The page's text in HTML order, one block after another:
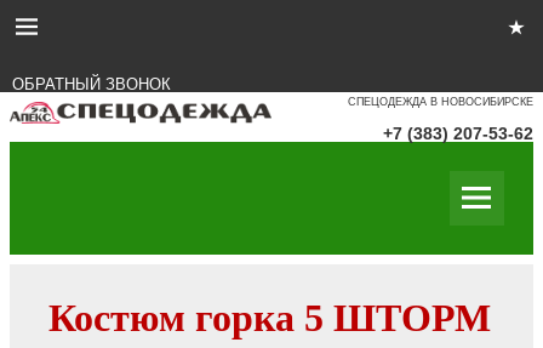
ОБРАТНЫЙ ЗВОНОК
СПЕЦОДЕЖДА В НОВОСИБИРСКЕ
+7 (383) 207-53-62
Костюм горка 5 ШТОРМ